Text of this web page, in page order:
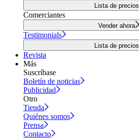
Lista de precios
Comerciantes
Vender ahora
Testimonials
Lista de precios
Revista
Más
Suscríbase
Boletín de noticias
Publicidad
Otro
Tienda
Quiénes somos
Prensa
Contacto